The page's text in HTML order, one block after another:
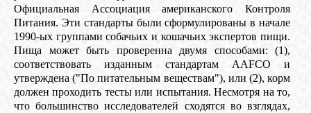
Официальная Ассоциация американского Контроля
Питания. Эти стандарты были сформулированы в начале
1990-ых группами собачьих и кошачьих экспертов пищи.
Пища может быть проверенна двумя способами: (1),
соответствовать изданным стандартам AAFCO и
утверждена ("По питательным веществам"), или (2), корм
должен проходить тесты или испытания. Несмотря на то,
что большинство исследователей сходятся во взглядах,